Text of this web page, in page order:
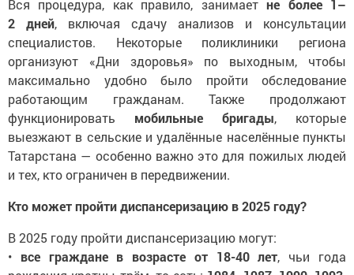
Вся процедура, как правило, занимаетне более 1–
2 дней, включая сдачу анализов и консультации
специалистов. Некоторые поликлиники региона
организуют «Дни здоровья» по выходным, чтобы
максимально удобно было пройти обследование
работающим гражданам. Также продолжают
функционировать мобильные бригады, которые
выезжают в сельские и удалённые населённые пункты
Татарстана — особенно важно это для пожилых людей
и тех, кто ограничен в передвижении.
Кто может пройти диспансеризацию в 2025 году?
В 2025 году пройти диспансеризацию могут:
• все граждане в возрасте от 18-40 лет, чьи года